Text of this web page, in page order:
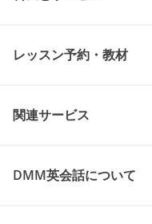
レッスン予約・教材
関連サービス
DMM英会話について